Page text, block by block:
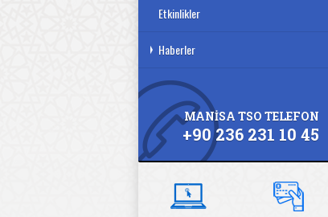
Etkinlikler
Haberler
MANİSA TSO TELEFON
+90 236 231 10 45